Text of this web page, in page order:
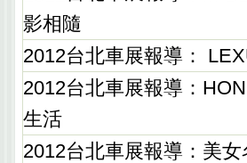
影相隨
2012台北車展報導：
2012台北車展報導：
生活
2012台北車展報導：美